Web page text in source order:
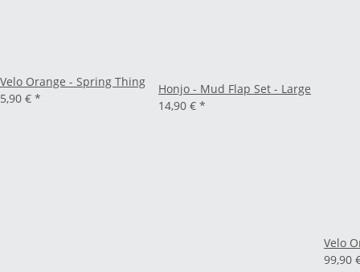
Velo Orange - Spring Thing
5,90 € *
Honjo - Mud Flap Set - Large
14,90 € *
Velo
99,90